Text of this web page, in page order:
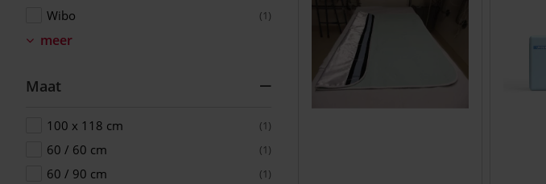
(1)
Wibo
meer
Maat
(1)
100 x 118 cm
(1)
60 / 60 cm
(1)
60 / 90 cm